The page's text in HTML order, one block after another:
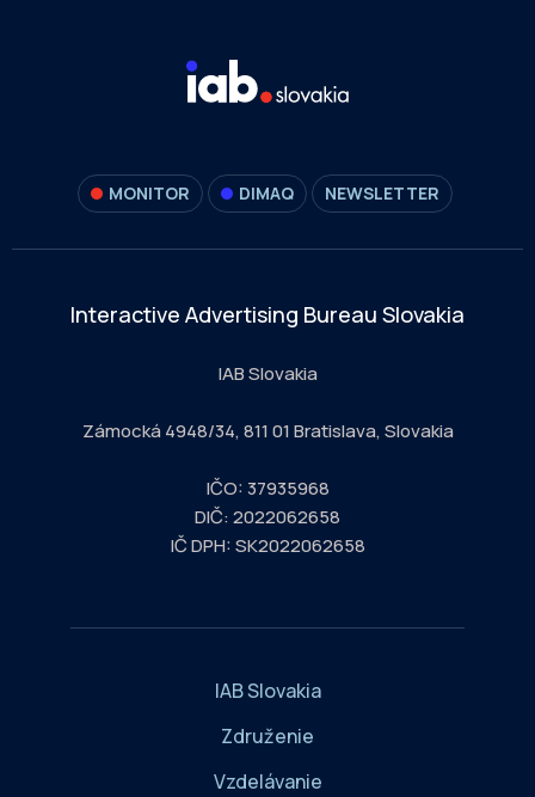
MONITOR DIMAQ NEWSLETTER
Interactive Advertising Bureau Slovakia
IAB Slovakia
Zámocká 4948/34, 811 01 Bratislava, Slovakia
IČO: 37935968
DIČ: 2022062658
IČ DPH: SK2022062658
IAB Slovakia
Združenie
Vzdelávanie